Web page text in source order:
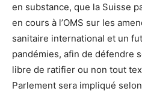
en substance, que la Suisse
en cours à l’OMS sur les
sanitaire international et un
pandémies, afin de défendre
libre de ratifier ou non tout
Parlement sera impliqué